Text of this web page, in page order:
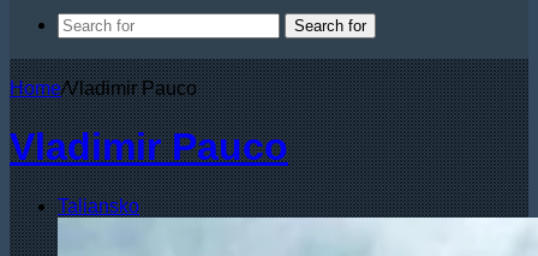
Search for
Home/Vladimir Pauco
Vladimir Pauco
Taliansko